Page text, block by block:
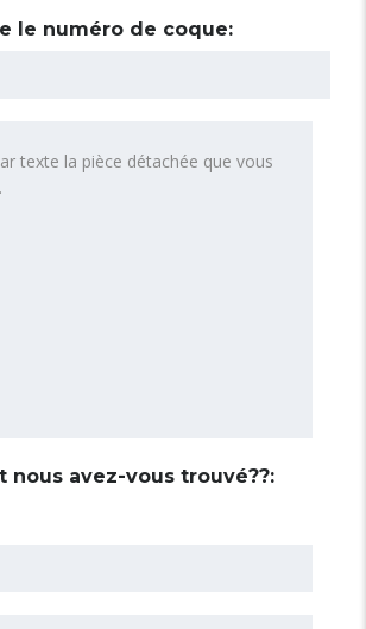
le numéro de coque:
nous avez-vous trouvé??: